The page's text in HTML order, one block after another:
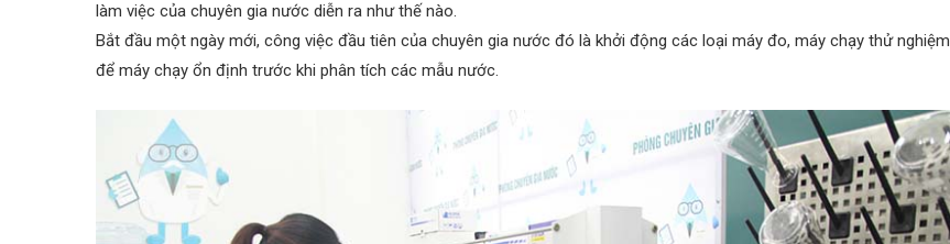
làm việc của chuyên gia nước diễn ra như thế nào.
Bắt đầu một ngày mới, công việc đầu tiên của chuyên gia nước đó là khởi động các loại máy đo, máy chạy thử nghiệm
để máy chạy ổn định trước khi phân tích các mẫu nước.